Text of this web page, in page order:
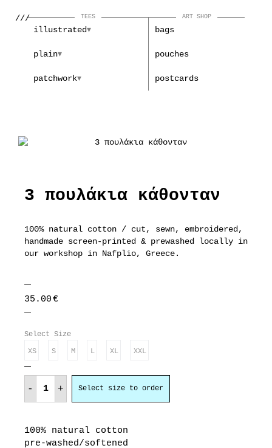
/// TEES ART SHOP
illustrated
plain
patchwork
bags
pouches
postcards
3 πουλάκια κάθονταν
100% natural cotton / cut, sewn, embroidered,
handmade screen-printed & prewashed locally in
our workshop in Nafplio, Greece.
35.00€
Select Size
XS
S M L XL XXL
-
3
πουλάκια
quantity
+ Select size to order
100% natural cotton
pre-washed/softened